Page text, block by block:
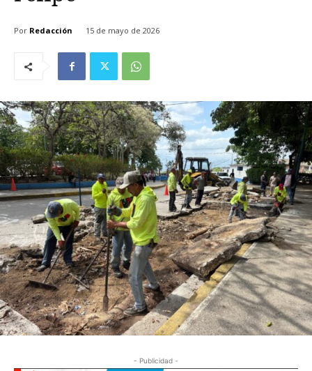
Por Redacción 15 de mayo de 2026
- Publicidad -